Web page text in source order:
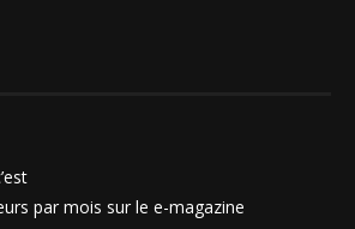
par mois sur le e-magazine